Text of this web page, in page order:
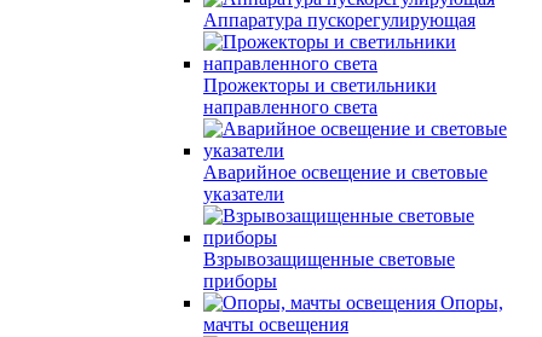
Аппаратура пускорегулирующая
Прожекторы и светильники
направленного света
Аварийное освещение и световые
указатели
Взрывозащищенные световые
приборы
Опоры,
мачты освещения